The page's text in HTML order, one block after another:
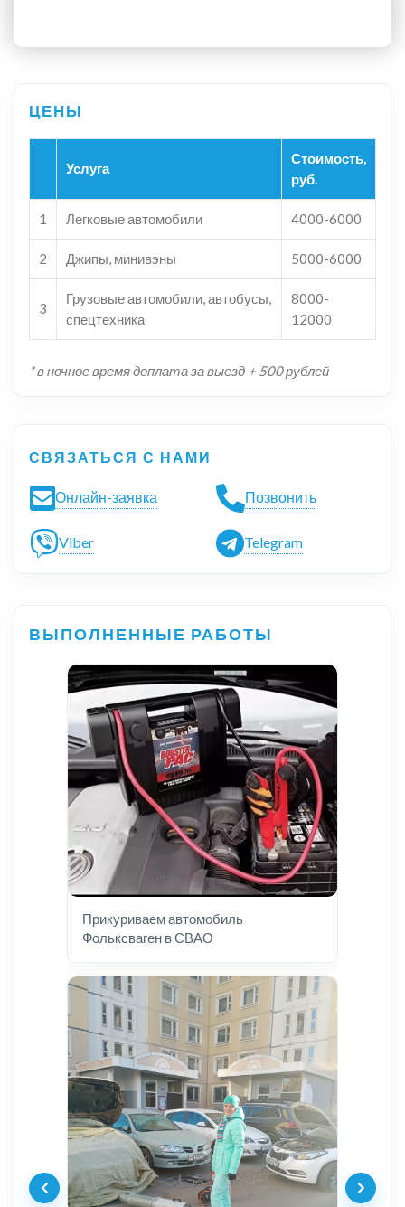
Услуга
Стоимость,
руб.
1 Легковые автомобили 4000-6000
2 Джипы, минивэны 5000-6000
3
Грузовые автомобили, автобусы,
спецтехника
8000-
12000
* в ночное время доплата за выезд + 500 рублей
СВЯЗАТЬСЯ С НАМИ
Онлайн-заявка Позвонить
Viber Telegram
ВЫПОЛНЕННЫЕ РАБОТЫ
Прикуриваем автомобиль
Фольксваген в СВАО